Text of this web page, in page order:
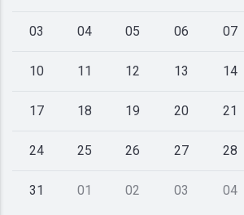
03 04 05 06 07
10 11 12 13 14
17 18 19 20 21
24 25 26 27 28
31 01 02 03 04